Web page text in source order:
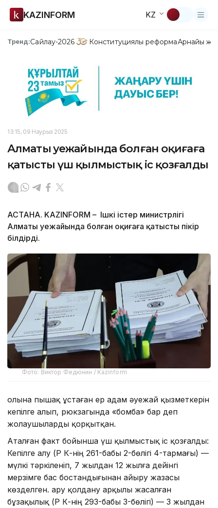
KAZINFORM KZ
Тренд:Сайлау-2026 Конституциялық реформаАрнайы
13:15, 09 Наурыз 2025
Алматы әуежайында болған оқиғаға
қатысты үш қылмыстық іс қозғалды
АСТАНА. KAZINFORM – Ішкі істер министрлігі
Алматы әуежайында болған оқиғаға қатысты пікір
білдірді.
Фото: Виктор Федюнин / Kazinform
Қолына пышақ ұстаған ер адам әуежай қызметкерін
кепілге алып, рюкзагында «бомба» бар деп
жолаушыларды қорқытқан.
Аталған факт бойынша үш қылмыстық іс қозғалды:
Кепілге алу (ҚР ҚК-нің 261-бабы 2-бөлігі 4-тармағы) —
мүлкі тәркіленіп, 7 жылдан 12 жылға дейінгі
мерзімге бас бостандығынан айыру жазасы
көзделген. Қару қолдану арқылы жасалған
бұзақылық (ҚР ҚК-нің 293-бабы 3-бөлігі) — 3 жылдан